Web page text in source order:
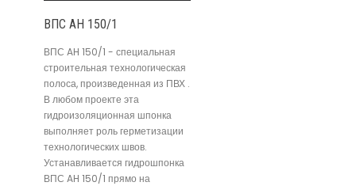
ВПС AH 150/1
ВПС AH 150/1 - специальная
строительная технологическая
полоса, произведенная из ПВХ .
В любом проекте эта
гидроизоляционная шпонка
выполняет роль герметизации
технологических швов.
Устанавливается гидрошпонка
ВПС AH 150/1 прямо на